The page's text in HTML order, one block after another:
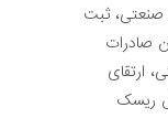
صنعتی، ثبت
صادرات
ارتقای
ریسک